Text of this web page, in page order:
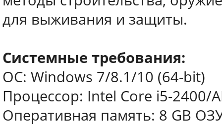
для выживания и защиты.
Системные требования:
ОС: Windows 7/8.1/10 (64-bit)
Процессор: Intel Core i5-2400/
Оперативная память: 8 GB